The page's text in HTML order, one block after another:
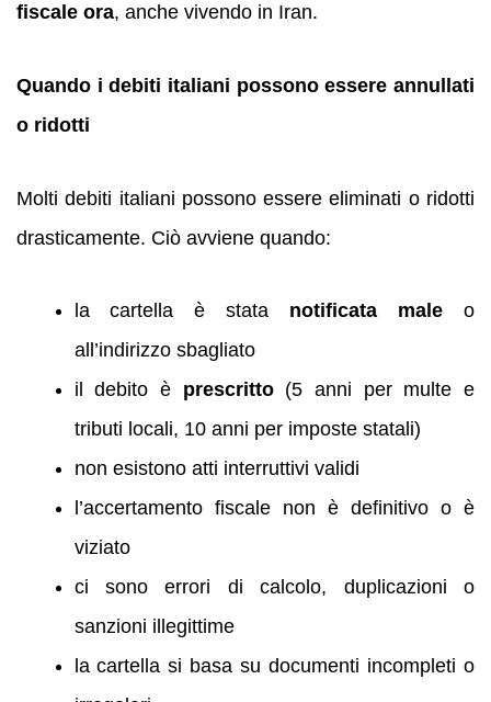
fiscale ora, anche vivendo in Iran.
Quando i debiti italiani possono essere annullati
o ridotti
Molti debiti italiani possono essere eliminati o ridotti
drasticamente. Ciò avviene quando:
la cartella è stata notificata male o
all’indirizzo sbagliato
il debito è prescritto(5 anni per multe e
tributi locali, 10 anni per imposte statali)
non esistono atti interruttivi validi
l’accertamento fiscale non è definitivo o è
viziato
ci sono errori di calcolo, duplicazioni o
sanzioni illegittime
la cartella si basa su documenti incompleti o